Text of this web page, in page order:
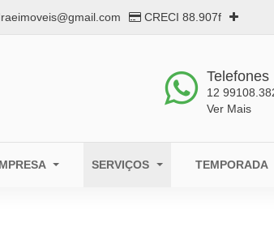
CRECI 88.907f
Telefones
12
Ver Mais
SERVIÇOS TEMPORADA